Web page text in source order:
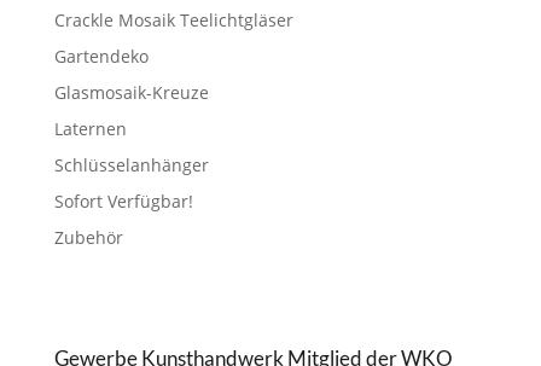
Crackle Mosaik Teelichtgläser
Gartendeko
Glasmosaik-Kreuze
Laternen
Schlüsselanhänger
Sofort Verfügbar!
Zubehör
Gewerbe Kunsthandwerk Mitglied der WKO